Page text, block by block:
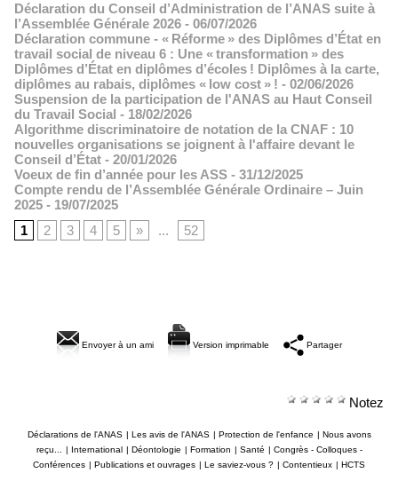
Déclaration du Conseil d’Administration de l’ANAS suite à
l’Assemblée Générale 2026 - 06/07/2026
Déclaration commune - « Réforme » des Diplômes d’État en
travail social de niveau 6 : Une « transformation » des
Diplômes d’État en diplômes d’écoles ! Diplômes à la carte,
diplômes au rabais, diplômes « low cost » ! - 02/06/2026
Suspension de la participation de l'ANAS au Haut Conseil
du Travail Social - 18/02/2026
Algorithme discriminatoire de notation de la CNAF : 10
nouvelles organisations se joignent à l'affaire devant le
Conseil d’État - 20/01/2026
Voeux de fin d’année pour les ASS - 31/12/2025
Compte rendu de l’Assemblée Générale Ordinaire – Juin
2025 - 19/07/2025
1
2 3 4 5 » ... 52
Envoyer à un ami Version imprimable Partager
Notez
Déclarations de l'ANAS | Les avis de l'ANAS | Protection de l'enfance | Nous avons
reçu...
| International | Déontologie | Formation | Santé | Congrès - Colloques -
Conférences | Publications et ouvrages | Le saviez-vous ? | Contentieux | HCTS